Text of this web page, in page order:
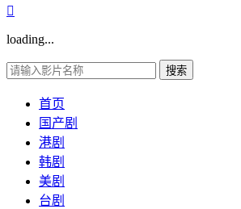

loading...
搜索
首页
国产剧
港剧
韩剧
美剧
台剧